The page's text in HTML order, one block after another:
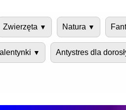
Zwierzęta Natura
Antystres dla